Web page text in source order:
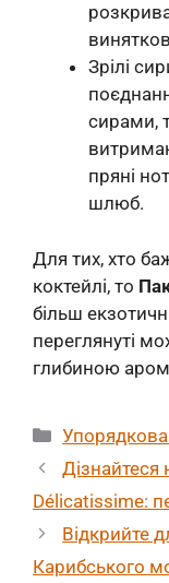
Зрілі
сирами,
пряні
шлюб.
Для тих, хто
коктейлі, то
більш
переглянуті
глибиною
Категорії
Délicatissime:
Відкрийте
Карибського